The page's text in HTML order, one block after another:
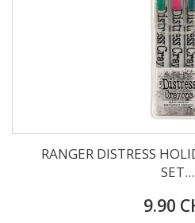
RANGER DISTRESS
SET...
9.90